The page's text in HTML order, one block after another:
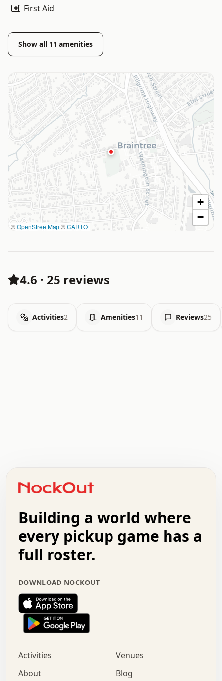
First Aid
Show all 11 amenities
©OpenStreetMap©CARTO
+
−
4.6 · 25 reviews
Activities2 Amenities11 Reviews25
+   .   .   .   .   .   .   .   .   .   +   .   .
.   .   .   .   .   .   .   .   .   .   .   :   .
.   .   .   .   +   .   .   .   .   .   .   .   +
.   :   .   .   .   .   .   .   .   .   o   .   .
.   .   x   .   .   .   .   .   .   :   .   .   o
.   .   .   .   :   .   .   .   .   o   .   .   .
.   .   .   .   .   .   .   :   .   .   .   .   .
.   .   .   .   .   .   .   +   .   .   x   .   .
.   .   .   .   .   :   +   .   .   .   .   .   o
.   .   .   .   .   .   .   .   .   .   .   .   .
.   .   :   o   .   .   .   .   .   .   .   +   .
.   o   .   .   .   .   x   .   .   .   .   .   .
+   .   o   .   .   .   .   o   .   .   .   .
.   +   .   .   .   .   .   .   .   .   :   .   x
Building a world where
every pickup game has a
full roster.
DOWNLOAD NOCKOUT
Activities
Venues
About
Blog